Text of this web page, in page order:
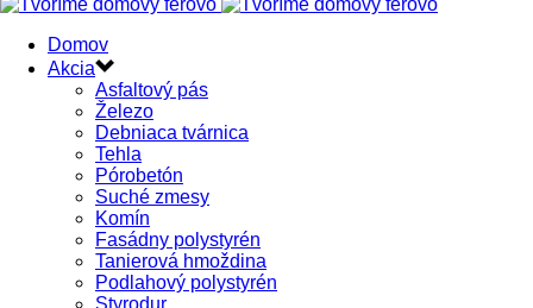
Domov
Akcia
Asfaltový pás
Železo
Debniaca tvárnica
Tehla
Pórobetón
Suché zmesy
Komín
Fasádny polystyrén
Tanierová hmoždina
Podlahový polystyrén
Styrodur